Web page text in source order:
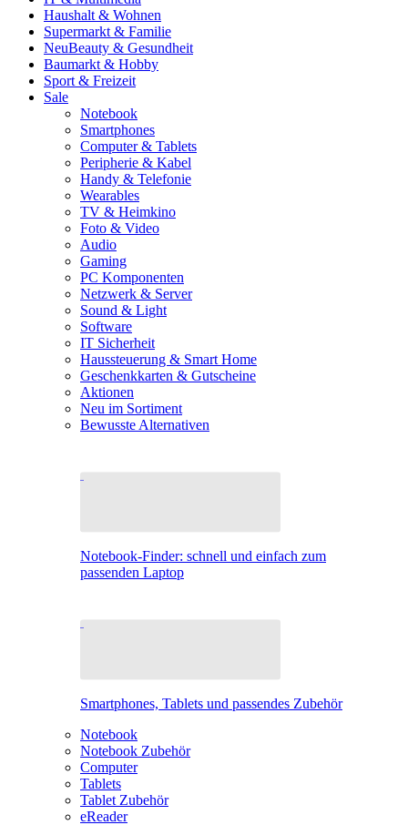
Haushalt & Wohnen
Supermarkt & Familie
NeuBeauty & Gesundheit
Baumarkt & Hobby
Sport & Freizeit
Sale
Notebook
Smartphones
Computer & Tablets
Peripherie & Kabel
Handy & Telefonie
Wearables
TV & Heimkino
Foto & Video
Audio
Gaming
PC Komponenten
Netzwerk & Server
Sound & Light
Software
IT Sicherheit
Haussteuerung & Smart Home
Geschenkkarten & Gutscheine
Aktionen
Neu im Sortiment
Bewusste Alternativen
Notebook-Finder: schnell und einfach zum
passenden Laptop
Smartphones, Tablets und passendes Zubehör
Notebook
Notebook Zubehör
Computer
Tablets
Tablet Zubehör
eReader